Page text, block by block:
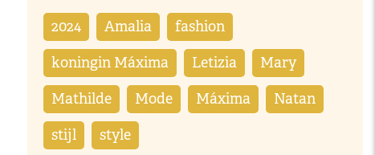
2024 Amalia fashion
koningin Máxima Letizia Mary
Mathilde Mode Máxima Natan
stijl style